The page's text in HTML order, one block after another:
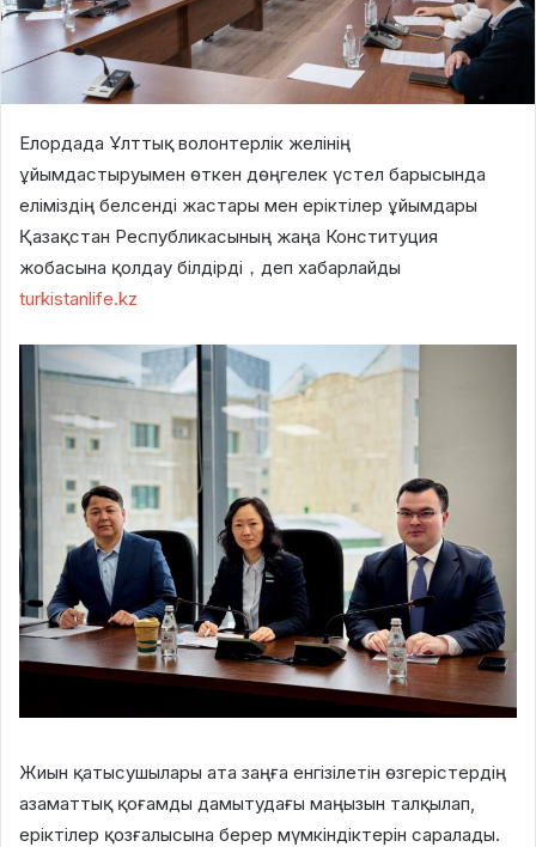
Елордада Ұлттық волонтерлік желінің
ұйымдастыруымен өткен дөңгелек үстел барысында
еліміздің белсенді жастары мен еріктілер ұйымдары
Қазақстан Республикасының жаңа Конституция
жобасына қолдау білдірді，деп хабарлайды
turkistanlife.kz
Жиын қатысушылары ата заңға енгізілетін өзгерістердің
азаматтық қоғамды дамытудағы маңызын талқылап,
еріктілер қозғалысына берер мүмкіндіктерін саралады.